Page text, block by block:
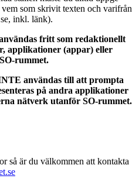
som skrivit texten och varifrån
inkl. länk).
fritt som redaktionellt
applikationer (appar) eller
rummet.
användas till att prompta
på andra applikationer
nätverk utanför SO-rummet.
så är du välkommen att kontakta